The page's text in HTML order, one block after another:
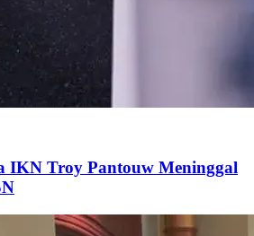
IKN Troy Pantouw Meninggal